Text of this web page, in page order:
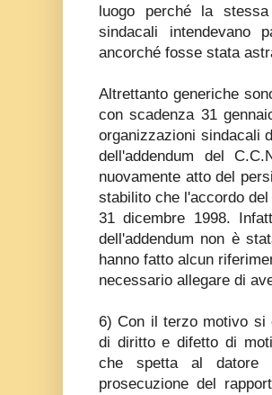
luogo perché la
sindacali intendevano
ancorché fosse stata
Altrettanto generiche
con scadenza 31
organizzazioni sindacali
dell'addendum del
nuovamente atto del
stabilito che l'accordo
31 dicembre 1998.
dell'addendum non è
hanno fatto alcun
necessario allegare di
6) Con il terzo motivo si
di diritto e difetto di
che spetta al datore
prosecuzione del